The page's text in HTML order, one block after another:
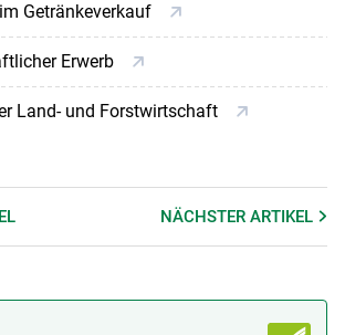
Getränkeverkauf
Erwerb
Land- und Forstwirtschaft
NÄCHSTERARTIKEL